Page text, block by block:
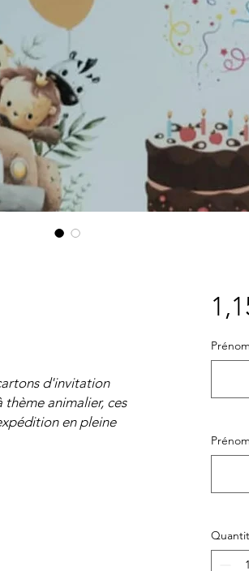
d'invitation
animalier, ces
en pleine